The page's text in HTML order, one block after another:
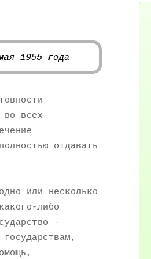
1955 года
во всех
отдавать
или несколько
либо
-